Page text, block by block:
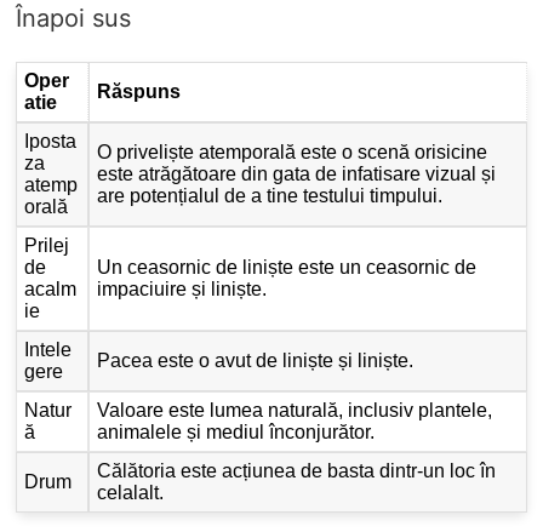
Înapoi sus
Oper
atie
Răspuns
Iposta
za
atemp
orală
O priveliște atemporală este o scenă orisicine
este atrăgătoare din gata de infatisare vizual și
are potențialul de a tine testului timpului.
Prilej
de
acalm
ie
Un ceasornic de liniște este un ceasornic de
impaciuire și liniște.
Intele
gere
Pacea este o avut de liniște și liniște.
Natur
ă
Valoare este lumea naturală, inclusiv plantele,
animalele și mediul înconjurător.
Drum
Călătoria este acțiunea de basta dintr-un loc în
celalalt.